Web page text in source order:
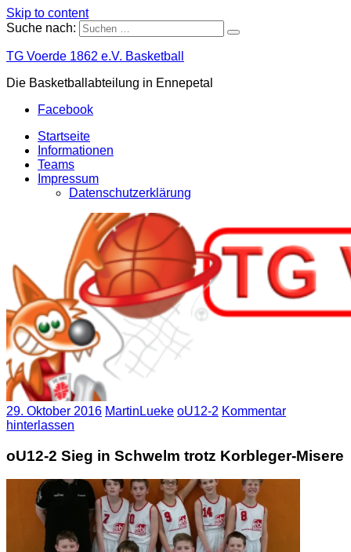
Skip to content
Suche nach:
TG Voerde 1862 e.V. Basketball
Die Basketballabteilung in Ennepetal
Facebook
Startseite
Informationen
Teams
Impressum
Datenschutzerklärung
29. Oktober 2016 MartinLueke oU12-2 Kommentar
hinterlassen
oU12-2 Sieg in Schwelm trotz Korbleger-Misere